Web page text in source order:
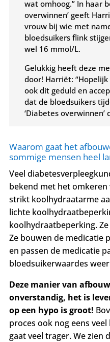
wat omhoog.” In haar
overwinnen’ geeft
vrouw bij wie met
bloedsuikers flink
wel 16 mmol/L.
Gelukkig heeft deze
door! Harriët:
ook dit geduld en
dat de bloedsuikers
‘Diabetes
Waarom gaat het
sommige mensen heel
Veel
bekend met het omkeren
strikt koolhydraatarme
lichte
koolhydraatbeperking.
Ze bouwen de medicatie
en passen de medicatie
bloedsuikerwaardes
Deze manier van
onverstandig, het is
op een hypo is groot!
proces ook nog eens
gaat veel trager. We zien